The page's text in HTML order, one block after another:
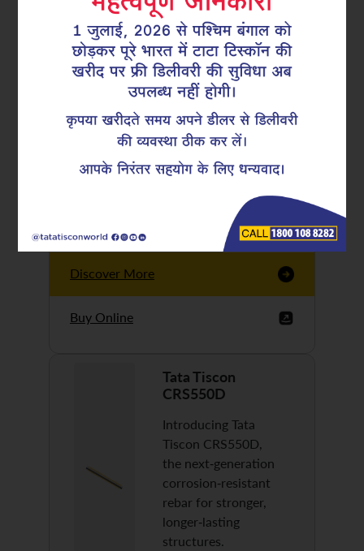
Tata Tiscon GFX
Ultima
Tata Tiscon 550SD
are highly accurate
and possess
uniform ridges,
high…
Discover More
Buy Online
Tata Tiscon
CRS550D
Introducing Tata
Tiscon CRS550D,
the next-generation
corrosion-resistant
rebar for stronger,
longer-lasting
structures.